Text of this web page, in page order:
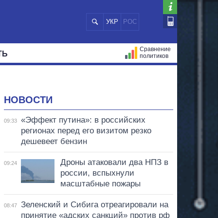
УКР РОС
Сравнение
политиков
НОВОСТИ
09:33
«Эффект путина»: в российских
регионах перед его визитом резко
дешевеет бензин
09:24
Дроны атаковали два НПЗ в
россии, вспыхнули
масштабные пожары
08:47
Зеленский и Сибига отреагировали на
принятие «адских санкций» против рф